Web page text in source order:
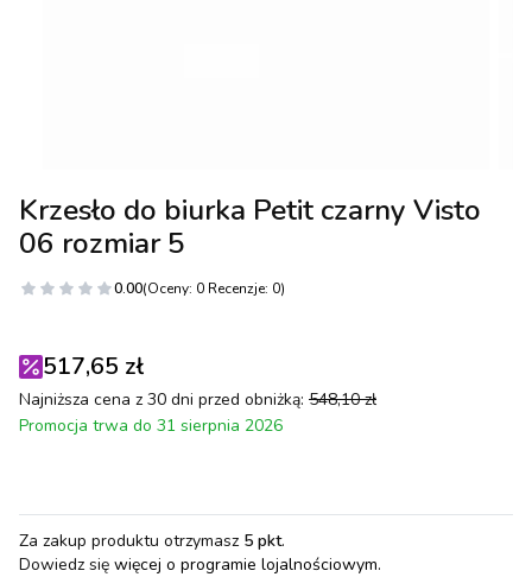
Krzesło do biurka Petit czarny Visto
06 rozmiar 5
0.00(Oceny: 0 Recenzje: 0)
517,65 zł
Najniższa cena z 30 dni przed obniżką: 548,10 zł
Promocja trwa do 31 sierpnia 2026
Za zakup produktu otrzymasz 5 pkt.
Dowiedz się więcej o programie lojalnościowym.